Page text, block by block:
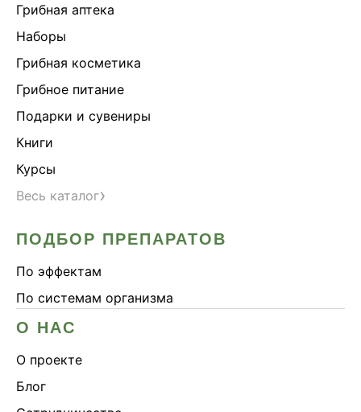
Здоровый микробиом
Здоровье легких
Здоровье почек
Йохимбе
Каштан конский
Китайский кордицепс
Кордицепс
Косметика
Крепкие кости
Либидо
Лимонник китайский
Майтаке
Наборы
Натуральный антибиотик
Грибная аптека
Наборы
Грибная косметика
Грибное питание
Подарки и сувениры
Книги
Курсы
Весь каталог›
ПОДБОР ПРЕПАРАТОВ
По эффектам
По системам организма
О НАС
О проекте
Блог